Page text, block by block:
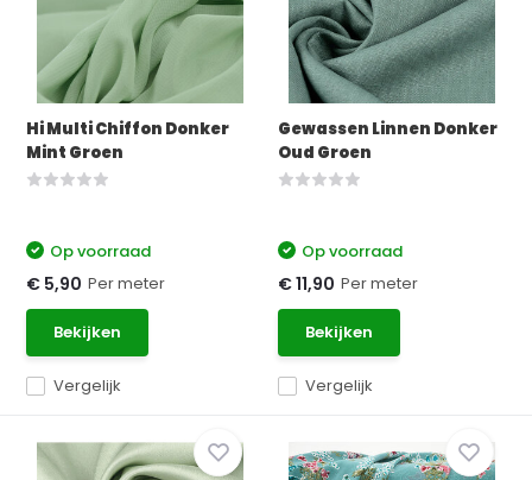
Hi Multi Chiffon Donker
Mint Groen
Vergelijk
Op voorraad
€ 5,90 Per meter
Bekijken
Gewassen Linnen Donker
Oud Groen
Vergelijk
Op voorraad
€ 11,90 Per meter
Bekijken